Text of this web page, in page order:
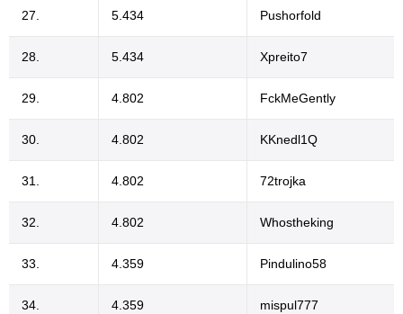
27. 5.434 Pushorfold
28. 5.434 Xpreito7
29. 4.802 FckMeGently
30. 4.802 KKnedl1Q
31. 4.802 72trojka
32. 4.802 Whostheking
33. 4.359 Pindulino58
34. 4.359 mispul777